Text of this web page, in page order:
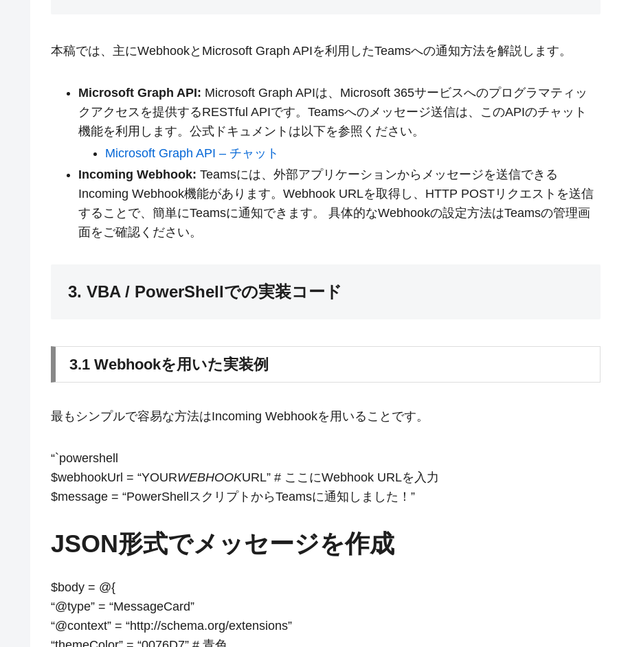
本稿では、主にWebhookとMicrosoft Graph APIを利用したTeamsへの通知方法を解説します。
Microsoft Graph API: Microsoft Graph APIは、Microsoft 365サービスへのプログラマティッ
クアクセスを提供するRESTful APIです。Teamsへのメッセージ送信は、このAPIのチャット
機能を利用します。公式ドキュメントは以下を参照ください。
Microsoft Graph API – チャット
Incoming Webhook: Teamsには、外部アプリケーションからメッセージを送信できる
Incoming Webhook機能があります。Webhook URLを取得し、HTTP POSTリクエストを送信
することで、簡単にTeamsに通知できます。 具体的なWebhookの設定方法はTeamsの管理画
面をご確認ください。
3. VBA / PowerShellでの実装コード
3.1 Webhookを用いた実装例
最もシンプルで容易な方法はIncoming Webhookを用いることです。
“`powershell
$webhookUrl = “YOURWEBHOOKURL” # ここにWebhook URLを入力
$message = “PowerShellスクリプトからTeamsに通知しました！”
JSON形式でメッセージを作成
$body = @{
“@type” = “MessageCard”
“@context” = “http://schema.org/extensions”